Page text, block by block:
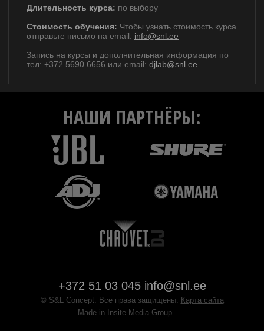
Длительность курса: по выбору
Стоимость обучения: Чтобы узнать стоимость курса
отправьте письмо на email: info@snl.ee
Запись на курсы и дополнительная информация по
тел: +372 5690 6656 или email: djlab@snl.ee
НАШИ ПАРТНЁРЫ:
+372 51 03 045 info@snl.ee
© S&L Concept. Все права защищены. Карта сайта
Made in
Insite Media Group